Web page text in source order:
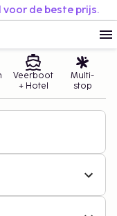
voor de beste prijs.
Veerboot
+ Hotel
Multi-
stop